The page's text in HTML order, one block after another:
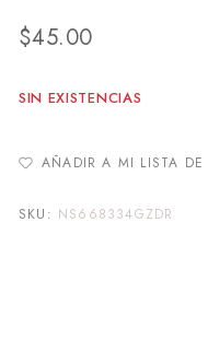
$45.00
SIN EXISTENCIAS
AÑADIR A MI LISTA DE
SKU: NS668334GZDR